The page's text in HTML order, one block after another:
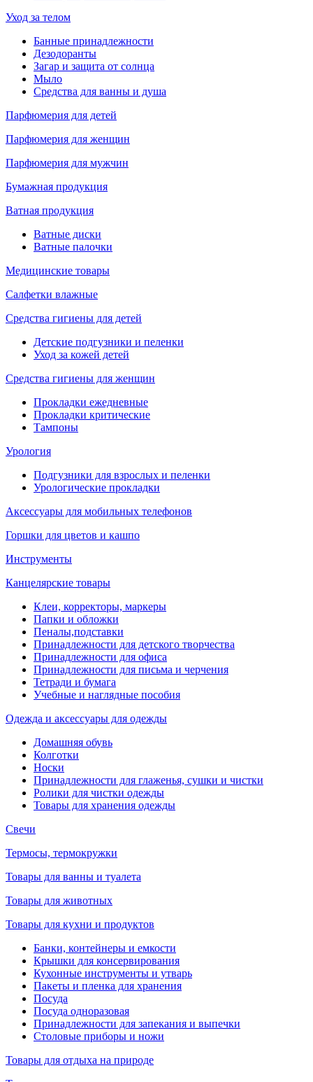
Уход за телом
Банные принадлежности
Дезодоранты
Загар и защита от солнца
Мыло
Средства для ванны и душа
Парфюмерия для детей
Парфюмерия для женщин
Парфюмерия для мужчин
Бумажная продукция
Ватная продукция
Ватные диски
Ватные палочки
Медицинские товары
Салфетки влажные
Средства гигиены для детей
Детские подгузники и пеленки
Уход за кожей детей
Средства гигиены для женщин
Прокладки ежедневные
Прокладки критические
Тампоны
Урология
Подгузники для взрослых и пеленки
Урологические прокладки
Аксессуары для мобильных телефонов
Горшки для цветов и кашпо
Инструменты
Канцелярские товары
Клеи, корректоры, маркеры
Папки и обложки
Пеналы,подставки
Принадлежности для детского творчества
Принадлежности для офиса
Принадлежности для письма и черчения
Тетради и бумага
Учебные и наглядные пособия
Одежда и аксессуары для одежды
Домашняя обувь
Колготки
Носки
Принадлежности для глаженья, сушки и чистки
Ролики для чистки одежды
Товары для хранения одежды
Свечи
Термосы, термокружки
Товары для ванны и туалета
Товары для животных
Товары для кухни и продуктов
Банки, контейнеры и емкости
Крышки для консервирования
Кухонные инструменты и утварь
Пакеты и пленка для хранения
Посуда
Посуда одноразовая
Принадлежности для запекания и выпечки
Столовые приборы и ножи
Товары для отдыха на природе